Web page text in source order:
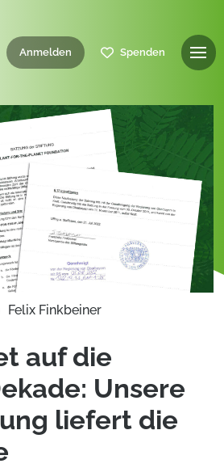
Anmelden Spenden
Felix Finkbeiner
auf die
Unsere
liefert die